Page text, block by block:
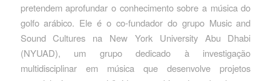
pretendem aprofundar o conhecimento sobre a música do
golfo arábico. Ele é o co-fundador do grupo Music and
Sound Cultures na New York University Abu Dhabi
(NYUAD), um grupo dedicado à investigação
multidisciplinar em música que desenvolve projetos